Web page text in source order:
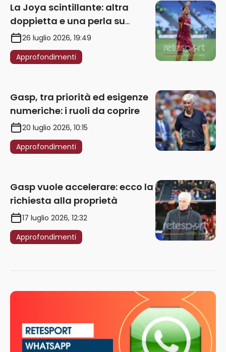
La Joya scintillante: altra
doppietta e una perla su
punizione – VIDEO
26 luglio 2026, 19:49
Approfondimenti
Gasp, tra priorità ed esigenze
numeriche: i ruoli da coprire
20 luglio 2026, 10:15
Approfondimenti
Gasp vuole accelerare: ecco la
richiesta alla proprietà
17 luglio 2026, 12:32
Approfondimenti